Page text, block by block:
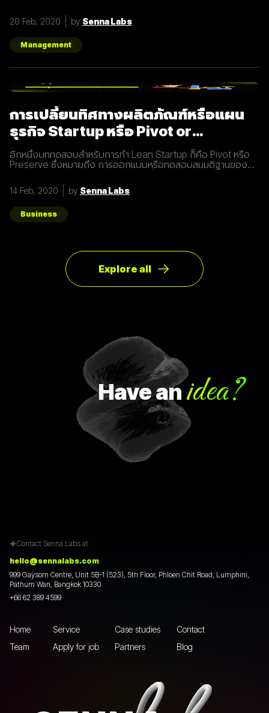
นั้นรัน `bundle install` # Gemfile group :development do
gem "letter_opener" gem "letter_opener_web", "~> 1.0"
end กำหนดการส่งอีเมลโดยใช้ letter_opener (กรณี
Production จะใช้เป็น :smtp) #
config/environments/development.rb
config.action_mailer.delivery_method
20 Feb, 2020 by Senna Labs
Management
การเปลี่ยนทิศทางผลิตภัณฑ์หรือแผน
ธุรกิจ Startup หรือ Pivot or
Preserve
อีกหนึ่งบททดสอบสำหรับการทำ Lean Startup ก็คือ Pivot หรือ
Preserve ซึ่งหมายถึง การออกแบบหรือทดสอบสมมติฐานของ
ที่คาดคิด จึงต้องเปลี่ยนทิศทางเพื่อให้ตอบโจทย์ความต้องการ
ของผู้ใช้ให้มากที่สุด ตัวอย่างการทำ Pivot ตอนแรก Groupon เป็น
Online Activism Platform คือแพลตฟอร์มที่มีไว้เพื่อสร้าง
แคมเปญรณรงค์หรือการเปลี่ยนแปลงบางอย่างในสังคม ซึ่งตอน
แรกแทบจะไม่มีคนเข้ามาใช้งานเลย และแล้วผู้ก่อตั้ง Groupon ก็ได้
ทิศทางหรือ Pivot จากกลุ่มลูกค้าเดิมเป็นกลุ่มลูกค้าจริง Pivot ถูก
แบ่งออกเป็น 8 ประเภท Customer Need
14 Feb, 2020 by Senna Labs
Business
Explore all
Haveanidea?
Contact Senna Labs at :
hello@sennalabs.com
999 Gaysorn Centre, Unit 5B-1 (523), 5th Floor, Phloen Chit Road, Lumphini,
Pathum Wan, Bangkok 10330
+66 62 389 4599
Home Service Case studies
Contact
Team
Apply for job Partners Blog